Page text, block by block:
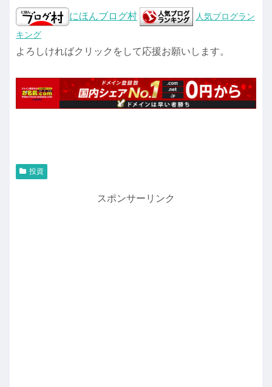
にほんブログ村
人気ブログラン
キング
よろしければクリックをして応援お願いします。
投資
スポンサーリンク